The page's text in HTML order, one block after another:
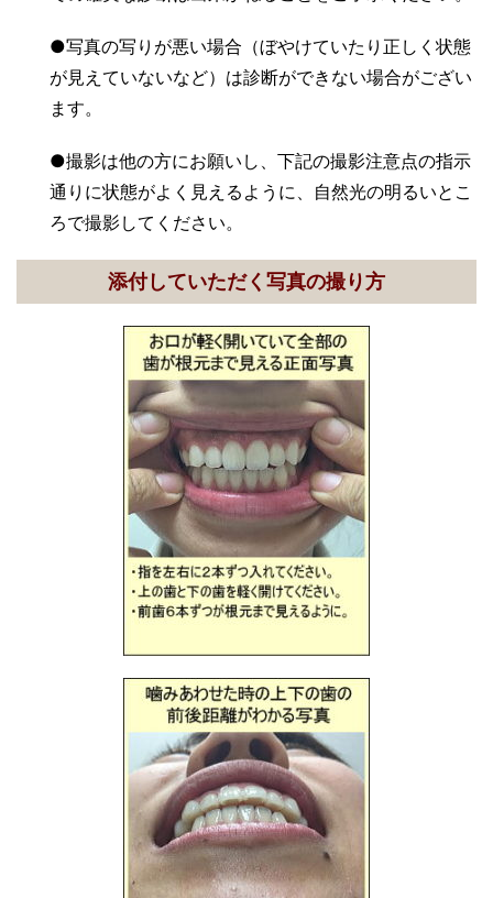
●写真の写りが悪い場合（ぼやけていたり正しく状態
が見えていないなど）は診断ができない場合がござい
ます。
●撮影は他の方にお願いし、下記の撮影注意点の指示
通りに状態がよく見えるように、自然光の明るいとこ
ろで撮影してください。
添付していただく写真の撮り方